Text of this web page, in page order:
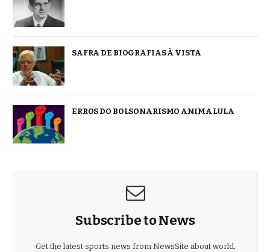
SAFRA DE BIOGRAFIAS À VISTA
ERROS DO BOLSONARISMO ANIMA LULA
Subscribe to News
Get the latest sports news from NewsSite about world,